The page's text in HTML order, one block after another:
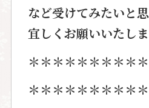
など受けてみたいと
宜しくお願いいたし
＊＊＊＊＊＊＊＊＊
＊＊＊＊＊＊＊＊＊